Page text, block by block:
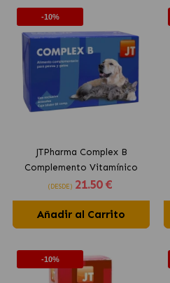
-10%
JTPharma Complex B
Complemento Vitamínico
para Anemia de Perros y
Gatos
(DESDE) 21.50 €
Añadir al Carrito
-10%